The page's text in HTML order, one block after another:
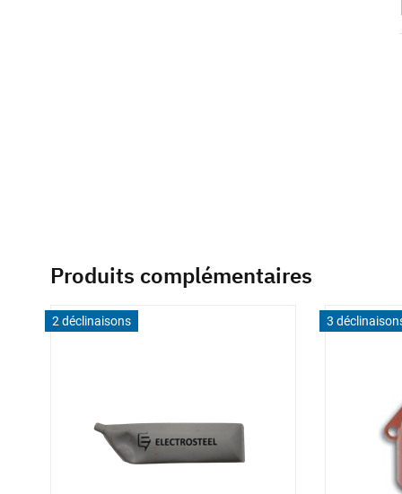
Produits complémentaires
2 déclinaisons 3 6